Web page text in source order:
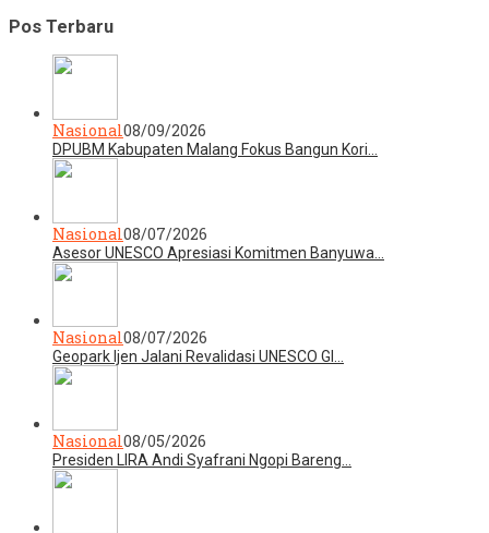
Pos Terbaru
Nasional08/09/2026
DPUBM Kabupaten Malang Fokus Bangun Kori…
Nasional08/07/2026
Asesor UNESCO Apresiasi Komitmen Banyuwa…
Nasional08/07/2026
Geopark Ijen Jalani Revalidasi UNESCO Gl…
Nasional08/05/2026
Presiden LIRA Andi Syafrani Ngopi Bareng…